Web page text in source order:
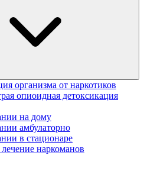
организма от наркотиков
опиоидная детоксикация
на дому
амбулаторно
в стационаре
наркоманов